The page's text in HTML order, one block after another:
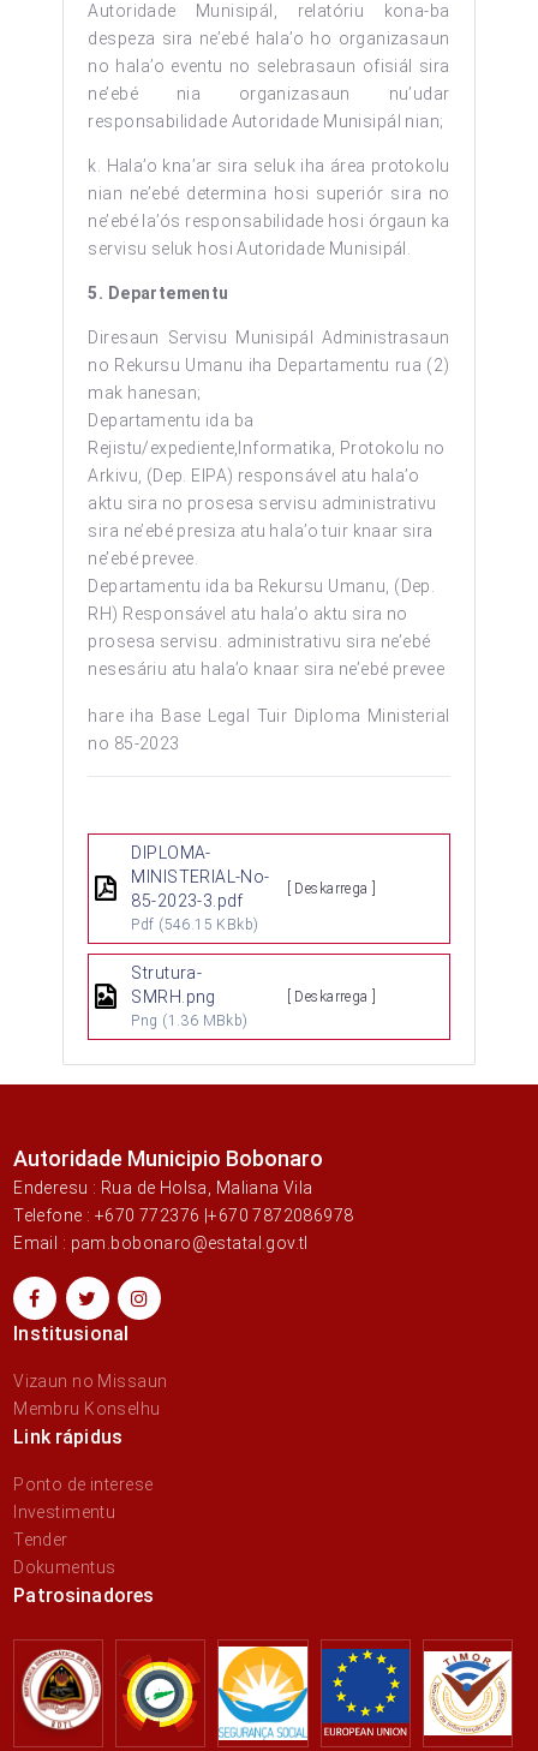
Autoridade Munisipál, relatóriu kona-ba
despeza sira ne’ebé hala’o ho organizasaun
no hala’o eventu no selebrasaun ofisiál sira
ne’ebé nia organizasaun nu’udar
responsabilidade Autoridade Munisipál nian;
k. Hala’o kna’ar sira seluk iha área protokolu
nian ne’ebé determina hosi superiór sira no
ne’ebé la’ós responsabilidade hosi órgaun ka
servisu seluk hosi Autoridade Munisipál.
5. Departementu
Diresaun Servisu Munisipál Administrasaun
no Rekursu Umanu iha Departamentu rua (2)
mak hanesan;
Departamentu ida ba
Rejistu/expediente,Informatika, Protokolu no
Arkivu, (Dep. EIPA) responsável atu hala’o
aktu sira no prosesa servisu administrativu
sira ne’ebé presiza atu hala’o tuir knaar sira
ne’ebé prevee.
Departamentu ida ba Rekursu Umanu, (Dep.
RH) Responsável atu hala’o aktu sira no
prosesa servisu. administrativu sira ne’ebé
nesesáriu atu hala’o knaar sira ne’ebé prevee
hare iha Base Legal Tuir Diploma Ministerial
no 85-2023
DIPLOMA-
MINISTERIAL-No-
85-2023-3.pdf
Pdf (546.15 KBkb)
[ Deskarrega ]
Strutura-
SMRH.png
Png (1.36 MBkb)
[ Deskarrega ]
Autoridade Municipio Bobonaro
Enderesu : Rua de Holsa, Maliana Vila
Telefone : +670 772376 |+670 7872086978
Email : pam.bobonaro@estatal.gov.tl
Institusional
Vizaun no Missaun
Membru Konselhu
Link rápidus
Ponto de interese
Investimentu
Tender
Dokumentus
Patrosinadores